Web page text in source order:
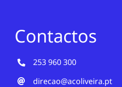
Contactos
253 960 300
direcao@acoliveira.pt